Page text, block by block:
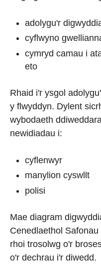
adolygu'r
cyflwyno
cymryd camau i
eto
Rhaid i'r ysgol
y flwyddyn. Dylent
wybodaeth
newidiadau i:
cyflenwyr
manylion cyswllt
polisi
Mae diagram
Cenedlaethol
rhoi trosolwg o'r
o'r dechrau i'r diwedd.